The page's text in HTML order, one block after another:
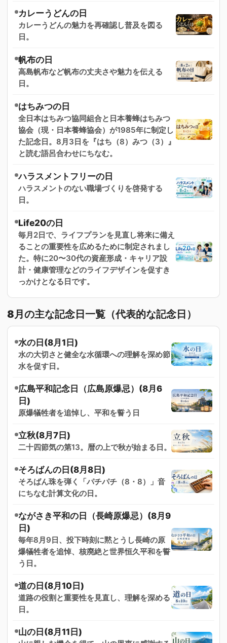
カレーうどんの日
カレーうどんの魅力を再確認し普及を図る
日。
帆布の日
高島帆布など帆布の丈夫さや魅力を伝える
日。
はちみつの日
全日本はちみつ協同組合と日本養蜂はちみつ
協会（現・日本養蜂協会）が1985年に制定し
た記念日。8月3日を『はち（8）みつ（3）』
と読む語呂合わせにちなむ。
ハラスメントフリーの日
ハラスメントのない職場づくりを啓発する
日。
Life20の日
毎月2日で、ライフプランを見直し将来に備え
ることの重要性を広めるために制定されまし
た。特に20〜30代の資産形成・キャリア設
計・健康管理などのライフデザインを促すき
っかけとなる日です。
8月の主な記念日一覧（代表的な記念日）
水の日(8月1日)
水の大切さと健全な水循環への理解を深め節
水を促す日。
広島平和記念日（広島原爆忌）(8月6
日)
原爆犠牲者を追悼し、平和を誓う日
立秋(8月7日)
二十四節気の第13。暦の上で秋が始まる日。
そろばんの日(8月8日)
そろばん珠を弾く「パチパチ（8・8）」音
にちなむ計算文化の日。
ながさき平和の日（長崎原爆忌）(8月9
日)
毎年8月9日、投下時刻に黙とうし長崎の原
爆犠牲者を追悼、核廃絶と世界恒久平和を誓
う日。
道の日(8月10日)
道路の役割と重要性を見直し、理解を深める
日。
山の日(8月11日)